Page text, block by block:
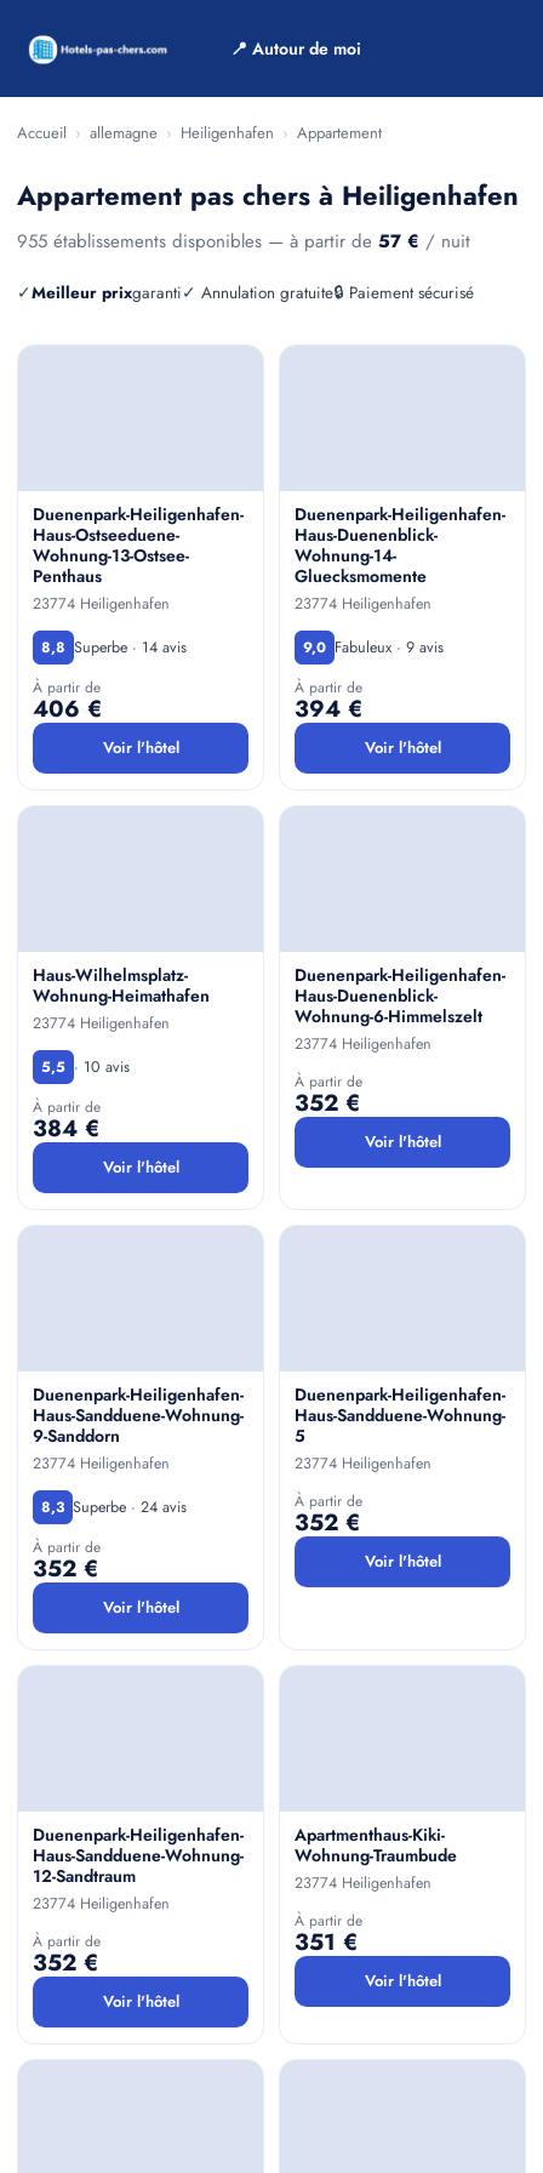
📍 Autour de moi
Accueil › allemagne › Heiligenhafen › Appartement
Appartement pas chers à Heiligenhafen
955 établissements disponibles — à partir de 57 € / nuit
✓Meilleur prixgaranti✓ Annulation gratuite🔒 Paiement sécurisé
Duenenpark-Heiligenhafen-
Haus-Ostseeduene-
Wohnung-13-Ostsee-
Penthaus
23774 Heiligenhafen
8,8 Superbe · 14 avis
À partir de
406 €
Voir l'hôtel
Duenenpark-Heiligenhafen-
Haus-Duenenblick-
Wohnung-14-
Gluecksmomente
23774 Heiligenhafen
9,0 Fabuleux · 9 avis
À partir de
394 €
Voir l'hôtel
Haus-Wilhelmsplatz-
Wohnung-Heimathafen
23774 Heiligenhafen
5,5 · 10 avis
À partir de
384 €
Voir l'hôtel
Duenenpark-Heiligenhafen-
Haus-Duenenblick-
Wohnung-6-Himmelszelt
23774 Heiligenhafen
À partir de
352 €
Voir l'hôtel
Duenenpark-Heiligenhafen-
Haus-Sandduene-Wohnung-
9-Sanddorn
23774 Heiligenhafen
8,3 Superbe · 24 avis
À partir de
352 €
Voir l'hôtel
Duenenpark-Heiligenhafen-
Haus-Sandduene-Wohnung-
5
23774 Heiligenhafen
À partir de
352 €
Voir l'hôtel
Duenenpark-Heiligenhafen-
Haus-Sandduene-Wohnung-
12-Sandtraum
23774 Heiligenhafen
À partir de
352 €
Voir l'hôtel
Apartmenthaus-Kiki-
Wohnung-Traumbude
23774 Heiligenhafen
À partir de
351 €
Voir l'hôtel